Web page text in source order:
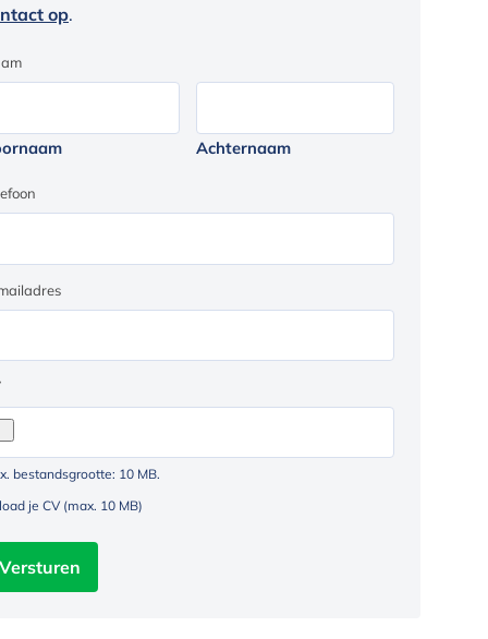
op.
Achternaam
bestandsgrootte: 10 MB.
je CV (max. 10 MB)
Versturen